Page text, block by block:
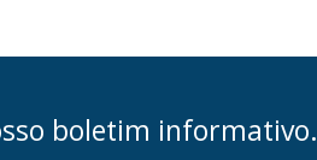
boletim informativo.